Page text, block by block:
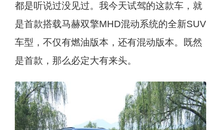
都是听说过没见过。我今天试驾的这款车，就
是首款搭载马赫双擎MHD混动系统的全新SUV
车型，不仅有燃油版本，还有混动版本。既然
是首款，那么必定大有来头。